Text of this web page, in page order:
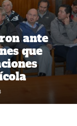
ante
que